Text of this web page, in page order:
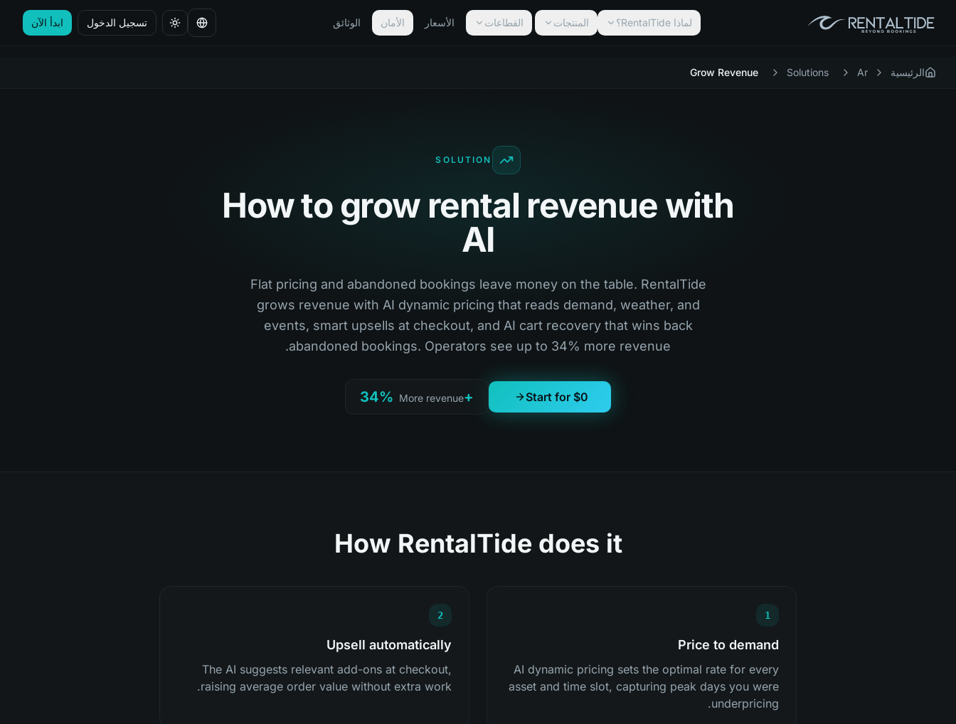
لماذا RentalTide؟ المنتجات القطاعات الأسعار الأمان الوثائق تغيير اللغة تسجيل الدخول ابدأ الآن
الرئيسية Ar
Solutions
Grow Revenue
SOLUTION
How to grow rental revenue with
AI
Flat pricing and abandoned bookings leave money on the table. RentalTide
grows revenue with AI dynamic pricing that reads demand, weather, and
events, smart upsells at checkout, and AI cart recovery that wins back
abandoned bookings. Operators see up to 34% more revenue.
Start for $0
+34%
More revenue
How RentalTide does it
1
Price to demand
AI dynamic pricing sets the optimal rate for every
asset and time slot, capturing peak days you were
underpricing.
2
Upsell automatically
The AI suggests relevant add-ons at checkout,
raising average order value without extra work.